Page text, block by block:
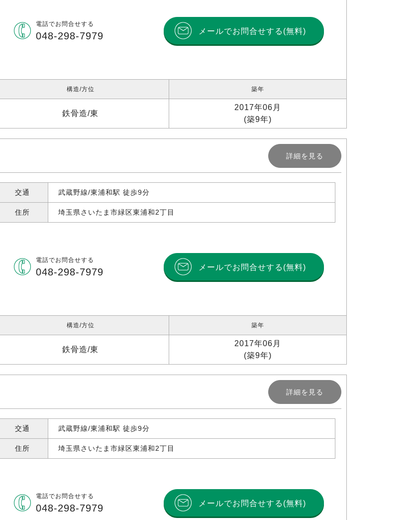
電話でお問合せする
048-298-7979 メールでお問合せする(無料)
構造 方位
鉄骨造 東
築年
2017年06月
(築9年)
詳細を見る
交通 武蔵野線/東浦和駅 徒歩9分
住所 埼玉県さいたま市緑区東浦和2丁目
電話でお問合せする
048-298-7979 メールでお問合せする(無料)
構造 方位
鉄骨造 東
築年
2017年06月
(築9年)
詳細を見る
交通 武蔵野線/東浦和駅 徒歩9分
住所 埼玉県さいたま市緑区東浦和2丁目
電話でお問合せする
048-298-7979 メールでお問合せする(無料)